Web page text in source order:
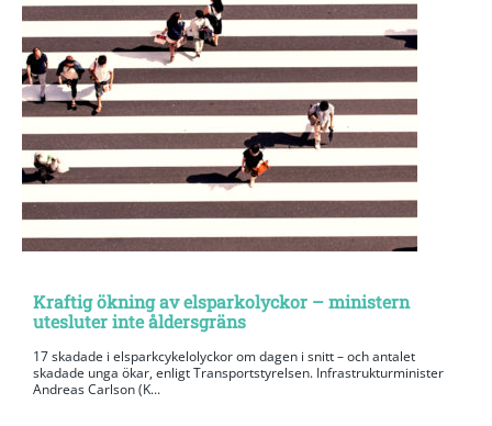
Kraftig ökning av elsparkolyckor – ministern
utesluter inte åldersgräns
17 skadade i elsparkcykelolyckor om dagen i snitt – och antalet
skadade unga ökar, enligt Transportstyrelsen. Infrastrukturminister
Andreas Carlson (K...